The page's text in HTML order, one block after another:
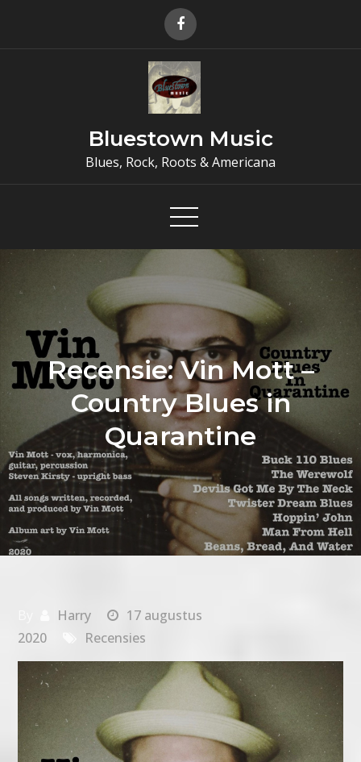
Bluestown Music
Blues, Rock, Roots & Americana
Recensie: Vin Mott –
Country Blues in
Quarantine
Harry
17 augustus
2020
Recensies